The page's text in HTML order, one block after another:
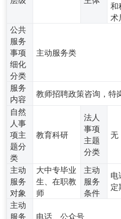
和
术
公共
服务
事项
细化
分类
主动服务类
服务
内容
教师招聘政策咨询，特
自然
人事
项主
题分
类
教育科研
法人
事项
主题
分类
无
主动
服务
对象
大中专毕业
生、在职教
师
主动
服务
条件
电
定
主动
服务
电话、公众号